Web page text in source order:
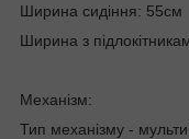
Ширина сидіння: 55см
Ширина з
Механізм:
Тип механізму -